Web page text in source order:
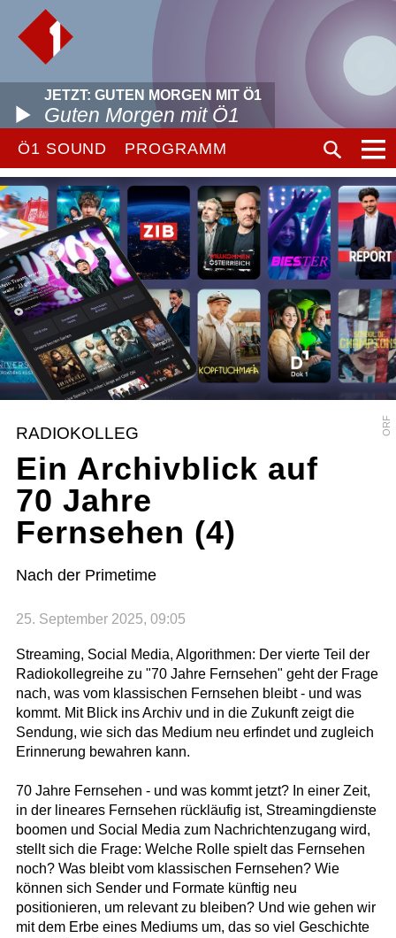
JETZT: GUTEN MORGEN MIT Ö1
Guten Morgen mit Ö1
Ö1 SOUND PROGRAMM
ORF
RADIOKOLLEG
Ein Archivblick auf
70 Jahre
Fernsehen (4)
Nach der Primetime
25. September 2025, 09:05
Streaming, Social Media, Algorithmen: Der vierte Teil der
Radiokollegreihe zu "70 Jahre Fernsehen" geht der Frage
nach, was vom klassischen Fernsehen bleibt - und was
kommt. Mit Blick ins Archiv und in die Zukunft zeigt die
Sendung, wie sich das Medium neu erfindet und zugleich
Erinnerung bewahren kann.
70 Jahre Fernsehen - und was kommt jetzt? In einer Zeit,
in der lineares Fernsehen rückläufig ist, Streamingdienste
boomen und Social Media zum Nachrichtenzugang wird,
stellt sich die Frage: Welche Rolle spielt das Fernsehen
noch? Was bleibt vom klassischen Fernsehen? Wie
können sich Sender und Formate künftig neu
positionieren, um relevant zu bleiben? Und wie gehen wir
mit dem Erbe eines Mediums um, das so viel Geschichte